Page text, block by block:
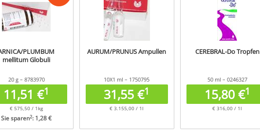
PLUMBUM
mellitum Globuli
20 g – 8783970
11,51 €1
€ 575,50 / 1kg
Sie sparen2: 1,28 €
AURUM/PRUNUS Ampullen
10X1 ml – 1750795
31,55 €1
€ 3.155,00 / 1l
CEREBRAL-Do Tropfen
50 ml – 0246327
15,80 €1
€ 316,00 / 1l